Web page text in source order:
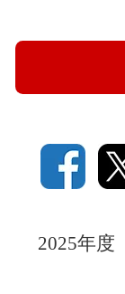
2025年